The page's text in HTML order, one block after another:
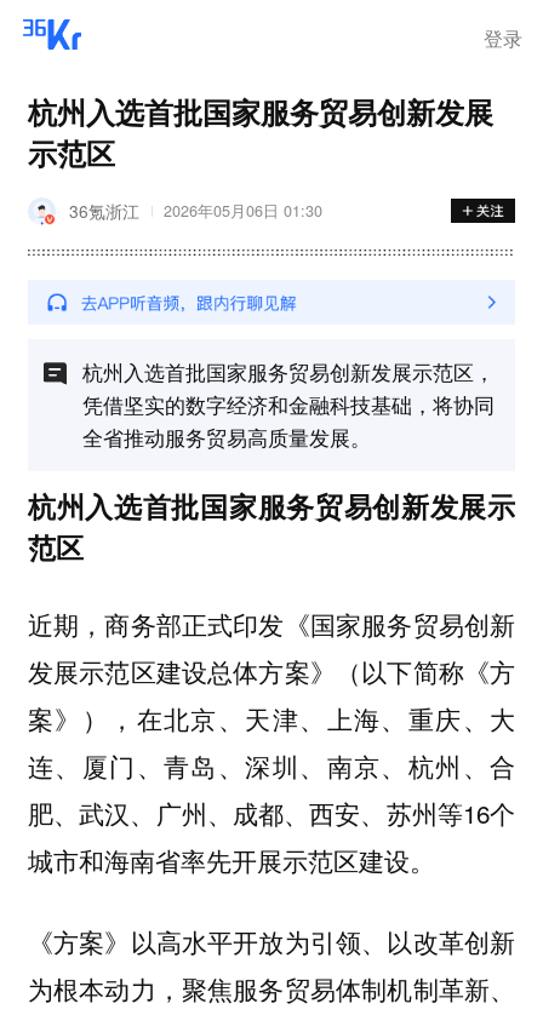
登录
杭州入选首批国家服务贸易创新发展
示范区
36氪浙江 2026年05月06日 01:30
杭州入选首批国家服务贸易创新发展示范区，
凭借坚实的数字经济和金融科技基础，将协同
全省推动服务贸易高质量发展。
杭州入选首批国家服务贸易创新发展示
范区
近期，商务部正式印发 《国家服务贸易创新
发展示范区建设总体方案》
（以下简称《方
案》），在北京、天津、上海、重庆、大
连、厦门、青岛、深圳、南京、 杭州 、合
肥、武汉、广州、成都、西安、苏州等16个
城市和海南省率先开展示范区建设。
《方案》以高水平开放为引领、以改革创新
为根本动力，聚焦服务贸易体制机制革新、